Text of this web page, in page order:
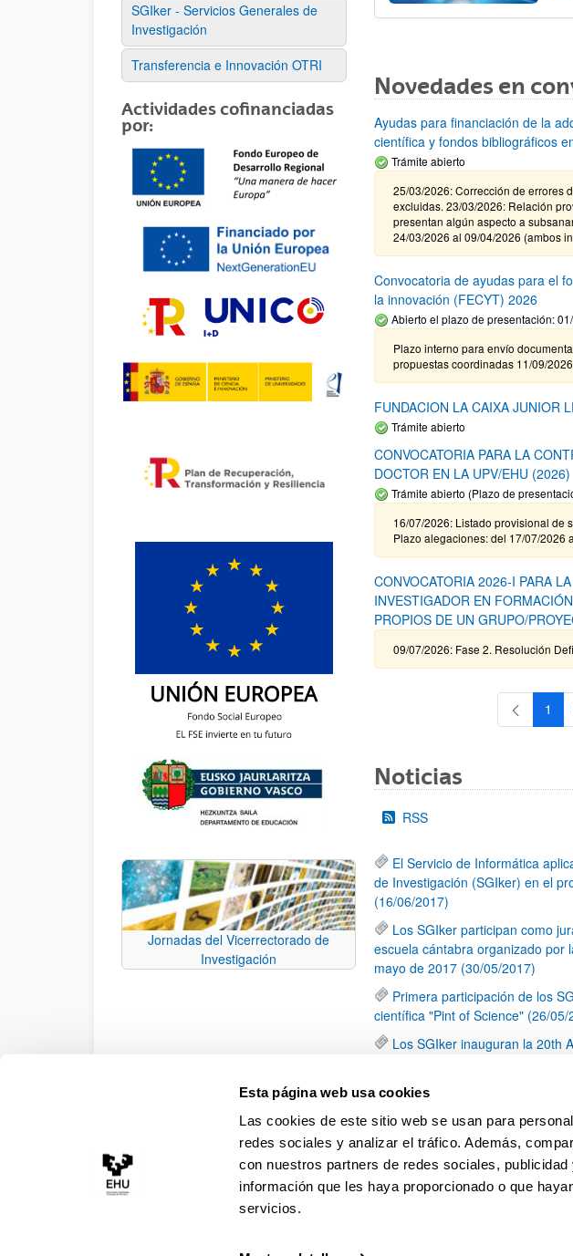
Esta página web usa cookies
Las cookies de este sitio web se usan para
redes sociales y analizar el tráfico. Además,
con nuestros partners de redes sociales,
información que les haya proporcionado o que
servicios.
SGIker - Servicios Generales de
Investigación
Transferencia e Innovación OTRI
Actividades cofinanciadas
por:
Jornadas del Vicerrectorado de
Investigación
Novedades en
Ayudas para financiación de la
científica y fondos bibliográficos
Trámite abierto
25/03/2026: Corrección de errores
excluidas. 23/03/2026: Relación
presentan algún aspecto a
24/03/2026 al 09/04/2026 (ambos
Convocatoria de ayudas para el
la innovación (FECYT) 2026
Abierto el plazo de presentación:
Plazo interno para envío
propuestas coordinadas 11/09/2026
FUNDACION LA CAIXA JUNIOR
Trámite abierto
CONVOCATORIA PARA LA
DOCTOR EN LA UPV/EHU (2026)
Trámite abierto (Plazo de
16/07/2026: Listado provisional de
Plazo alegaciones: del 17/07/2026
CONVOCATORIA 2026-I PARA
INVESTIGADOR EN
PROPIOS DE UN GRUPO/
09/07/2026: Fase 2. Resolución
1
Noticias
RSS
El Servicio de Informática
de Investigación (SGIker) en el
(16/06/2017)
Los SGIker participan como
escuela cántabra organizado por
mayo de 2017 (30/05/2017)
Primera participación de los
científica "Pint of Science" (26/05/
Los SGIker inauguran la 20th
Los SGIker asisten al III
en Barcelona (17-19 mayo 2017)
Página
1 ...